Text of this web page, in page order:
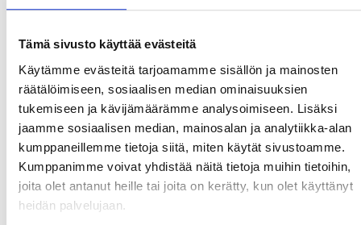
Tämä sivusto käyttää evästeitä
Käytämme evästeitä tarjoamamme sisällön ja mainosten
räätälöimiseen, sosiaalisen median ominaisuuksien
tukemiseen ja kävijämäärämme analysoimiseen. Lisäksi
jaamme sosiaalisen median, mainosalan ja analytiikka-alan
kumppaneillemme tietoja siitä, miten käytät sivustoamme.
Kumppanimme voivat yhdistää näitä tietoja muihin tietoihin,
joita olet antanut heille tai joita on kerätty, kun olet käyttänyt
heidän palvelujaan.